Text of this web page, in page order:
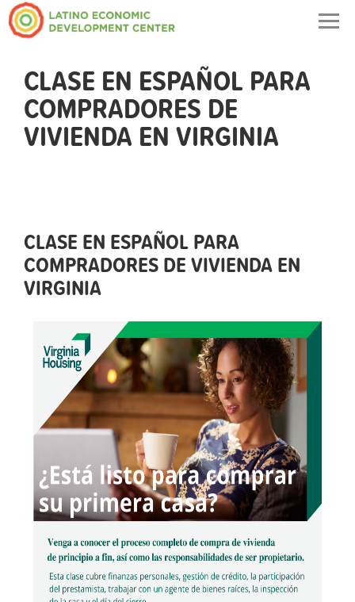
CLASE EN ESPAÑOL PARA
COMPRADORES DE
VIVIENDA EN VIRGINIA
CLASE EN ESPAÑOL PARA
COMPRADORES DE VIVIENDA EN
VIRGINIA